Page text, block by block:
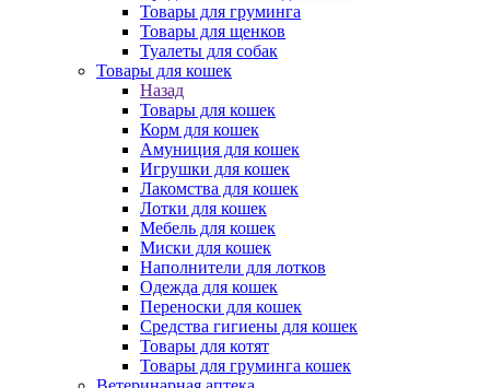
Товары для груминга
Товары для щенков
Туалеты для собак
Товары для кошек
Назад
Товары для кошек
Корм для кошек
Амуниция для кошек
Игрушки для кошек
Лакомства для кошек
Лотки для кошек
Мебель для кошек
Миски для кошек
Наполнители для лотков
Одежда для кошек
Переноски для кошек
Средства гигиены для кошек
Товары для котят
Товары для груминга кошек